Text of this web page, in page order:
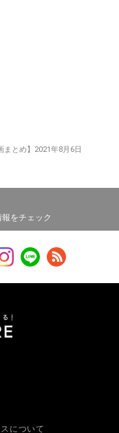
まとめ】2021年8月6日
をチェック
について